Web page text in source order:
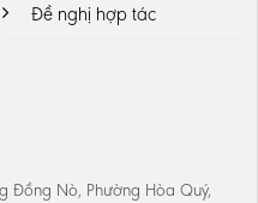
Đề nghị hợp tác
Đồng Nò, Phường Hòa Quý,